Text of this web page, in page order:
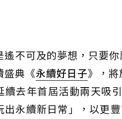
遙不可及的夢想，只要
盛典《永續好日子》，
續去年首屆活動兩天吸
出永續新日常」，以更